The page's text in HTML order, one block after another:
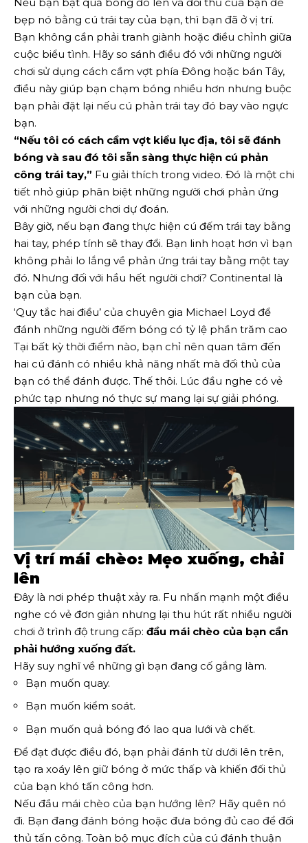
bẹp nó bằng cú trái tay của bạn, thì bạn đã ở vị trí.
Bạn không cần phải tranh giành hoặc điều chỉnh giữa
cuộc biểu tình. Hãy so sánh điều đó với những người
chơi sử dụng cách cầm vợt phía Đông hoặc bán Tây,
điều này giúp bạn chạm bóng nhiều hơn nhưng buộc
bạn phải đặt lại nếu cú ​​phản trái tay đó bay vào ngực
bạn.
“Nếu tôi có cách cầm vợt kiểu lục địa, tôi sẽ đánh
bóng và sau đó tôi sẵn sàng thực hiện cú phản
công trái tay,” Fu giải thích trong video. Đó là một chi
tiết nhỏ giúp phân biệt những người chơi phản ứng
với những người chơi dự đoán.
Bây giờ, nếu bạn đang thực hiện cú đếm trái tay bằng
hai tay, phép tính sẽ thay đổi. Bạn linh hoạt hơn vì bạn
không phải lo lắng về phản ứng trái tay bằng một tay
đó. Nhưng đối với hầu hết người chơi? Continental là
bạn của bạn.
‘Quy tắc hai điều’ của chuyên gia Michael Loyd để
đánh những người đếm bóng có tỷ lệ phần trăm cao
Tại bất kỳ thời điểm nào, bạn chỉ nên quan tâm đến
hai cú đánh có nhiều khả năng nhất mà đối thủ của
bạn có thể đánh được. Thế thôi. Lúc đầu nghe có vẻ
phức tạp nhưng nó thực sự mang lại sự giải phóng.
Vị trí mái chèo: Mẹo xuống, chải
lên
Đây là nơi phép thuật xảy ra. Fu nhấn mạnh một điều
nghe có vẻ đơn giản nhưng lại thu hút rất nhiều người
chơi ở trình độ trung cấp: đầu mái chèo của bạn cần
phải hướng xuống đất.
Hãy suy nghĩ về những gì bạn đang cố gắng làm.
Bạn muốn quay.
Bạn muốn kiểm soát.
Bạn muốn quả bóng đó lao qua lưới và chết.
Để đạt được điều đó, bạn phải đánh từ dưới lên trên,
tạo ra xoáy lên giữ bóng ở mức thấp và khiến đối thủ
của bạn khó tấn công hơn.
Nếu đầu mái chèo của bạn hướng lên? Hãy quên nó
đi. Bạn đang đánh bóng hoặc đưa bóng đủ cao để đối
thủ tấn công. Toàn bộ mục đích của cú đánh thuận